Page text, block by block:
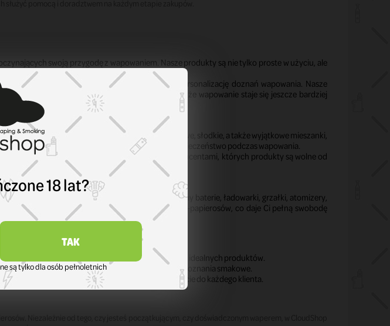
swoją przygodę z wapowaniem. Nasze produkty są nie tylko proste w użyciu, ale
na e-papierosy.
e-papierosy, które umożliwiają pełną personalizację doznań wapowania. Nasze
oraz intensywności aromatu, co sprawia, że wapowanie staje się jeszcze bardziej
gamę smaków, w tym klasyczne tytoniowe, owocowe, słodkie, a także wyjątkowe mieszanki,
zapewnić autentyczny smak i maksymalne bezpieczeństwo podczas wapowania.
Współpracujemy jedynie z renomowanymi producentami, których produkty są wolne od
i wygodnego korzystania z e-papierosów. Oferujemy baterie, ładowarki, grzałki, atomizery,
produkty są kompatybilne z wieloma modelami e-papierosów, co daje Ci pełną swobodę
wiedzą i doświadczeniem, aby pomóc Ci w wyborze idealnych produktów.
e-papierosów oraz zapewniają najlepsze doznania smakowe.
konkurencyjne ceny oraz indywidualne podejście do każdego klienta.
18 lat?
TAK
są tylko dla osób pełnoletnich